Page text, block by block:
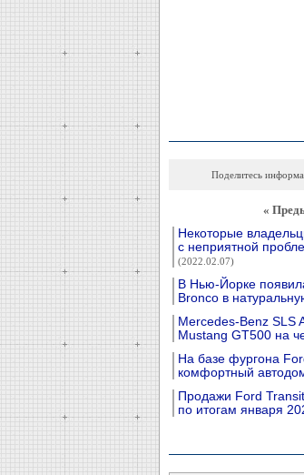
Поделитесь
«
Некоторые
с неприятной
(2022.02.07)
В Нью-Йорке
Bronco в
Mercedes-Benz SLS
Mustang GT500 на
На базе фургона
комфортный
Продажи Ford
по итогам января